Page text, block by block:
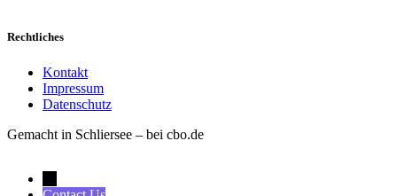
Rechtliches
Kontakt
Impressum
Datenschutz
Gemacht in Schliersee – bei cbo.de